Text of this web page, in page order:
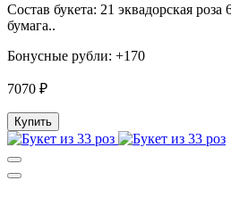
Состав букета: 21 эквадорская
бумага..
Бонусные рубли: +170
7070 ₽
Купить